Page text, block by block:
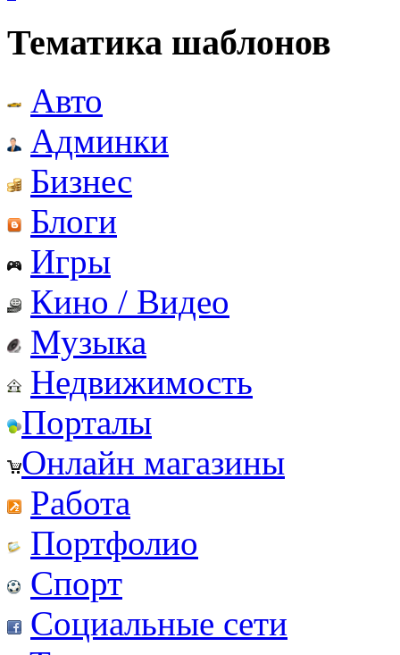
Тематика шаблонов
Авто
Админки
Бизнес
Блоги
Игры
Кино / Видео
Музыка
Недвижимость
Порталы
Онлайн магазины
Работа
Портфолио
Спорт
Социальные сети